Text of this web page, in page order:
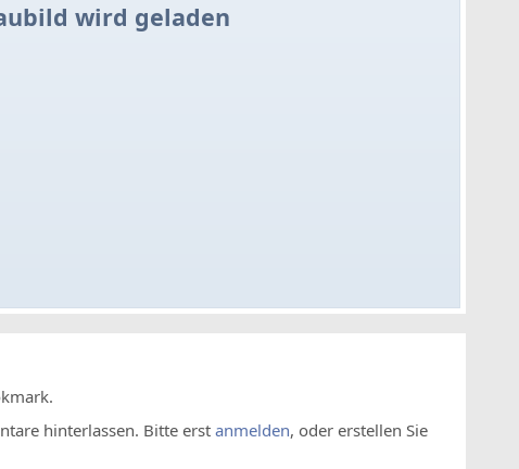
wird geladen
hinterlassen. Bitte erst anmelden, oder erstellen Sie